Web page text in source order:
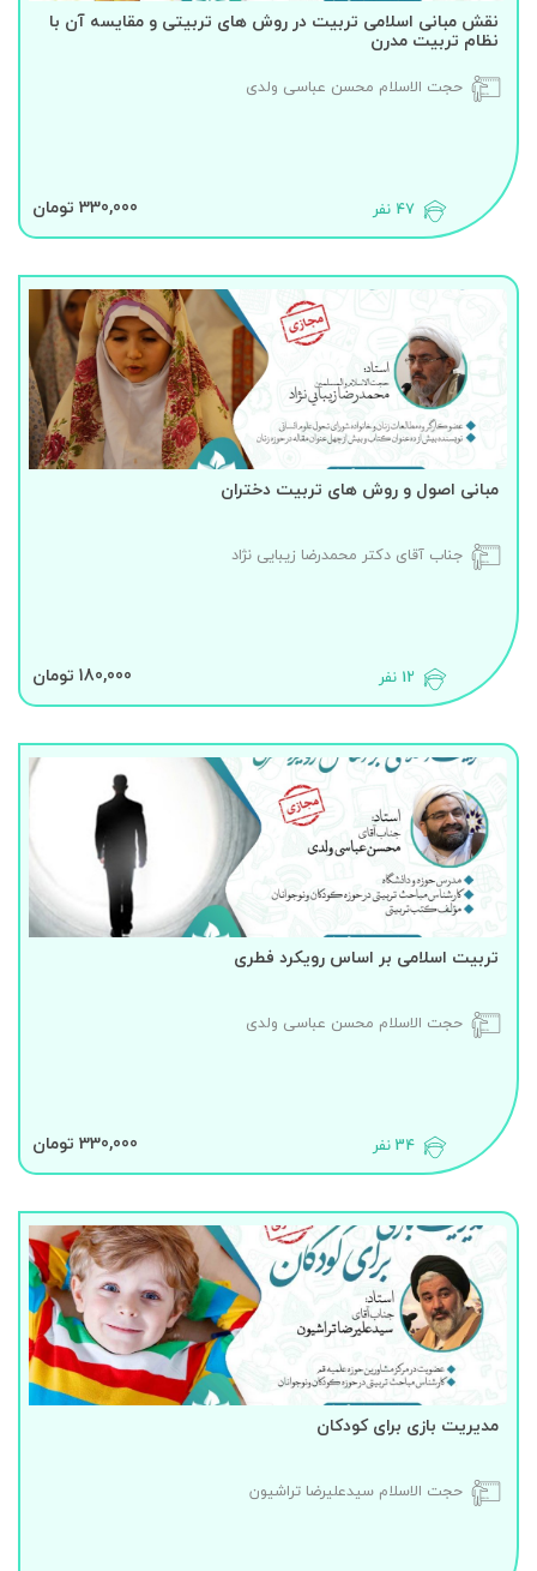
نقش مبانی اسلامی تربیت در روش های تربیتی و مقایسه آن با
نظام تربیت مدرن
حجت الاسلام محسن عباسی ولدی
330,000 تومان 47 نفر
مبانی اصول و روش های تربیت دختران
جناب آقای دکتر محمدرضا زیبایی نژاد
180,000 تومان 12 نفر
تربیت اسلامی بر اساس رویکرد فطری
حجت الاسلام محسن عباسی ولدی
330,000 تومان 34 نفر
مدیریت بازی برای کودکان
حجت الاسلام سیدعلیرضا تراشیون